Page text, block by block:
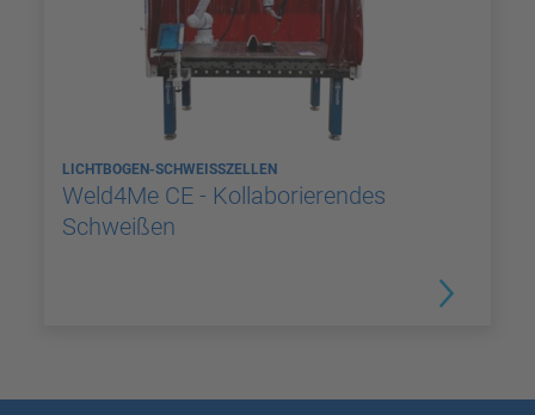
LICHTBOGEN-SCHWEISSZELLEN
Weld4Me CE - Kollaborierendes
Schweißen